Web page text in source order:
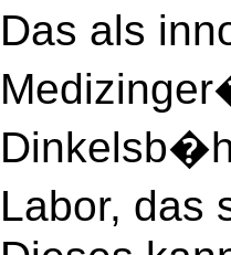
Das als
Labor, das